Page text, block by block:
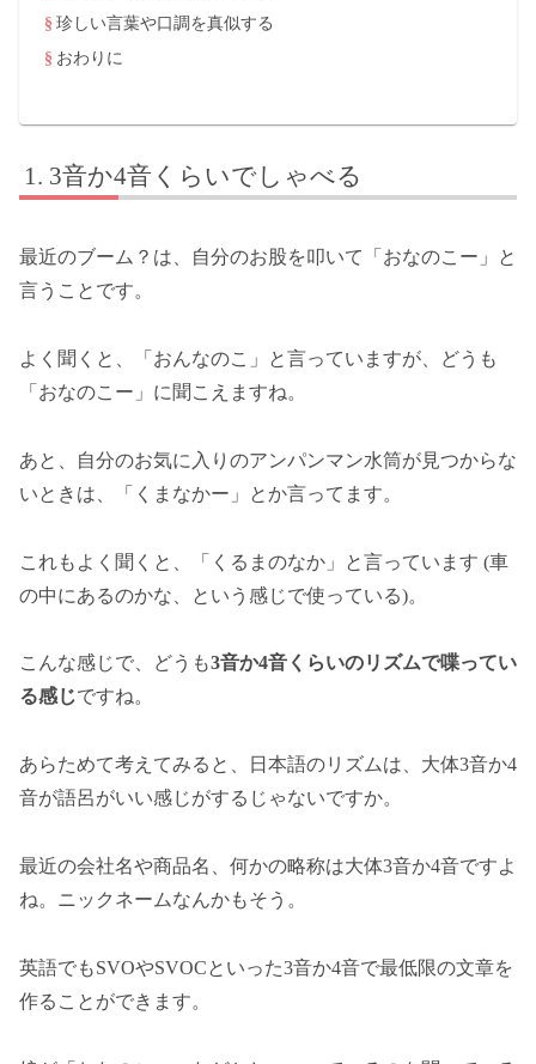
珍しい言葉や口調を真似する
おわりに
3音か4音くらいでしゃべる
最近のブーム？は、自分のお股を叩いて「おなのこー」と
言うことです。
よく聞くと、「おんなのこ」と言っていますが、どうも
「おなのこー」に聞こえますね。
あと、自分のお気に入りのアンパンマン水筒が見つからな
いときは、「くまなかー」とか言ってます。
これもよく聞くと、「くるまのなか」と言っています (車
の中にあるのかな、という感じで使っている)。
こんな感じで、どうも3音か4音くらいのリズムで喋ってい
る感じですね。
あらためて考えてみると、日本語のリズムは、大体3音か4
音が語呂がいい感じがするじゃないですか。
最近の会社名や商品名、何かの略称は大体3音か4音ですよ
ね。ニックネームなんかもそう。
英語でもSVOやSVOCといった3音か4音で最低限の文章を
作ることができます。